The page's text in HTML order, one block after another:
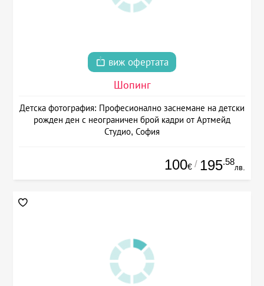
виж офертата
Шопинг
Детска фотография: Професионално заснемане на детски
рожден ден с неограничен брой кадри от Артмейд
Студио, София
100€ / 195.58
лв.